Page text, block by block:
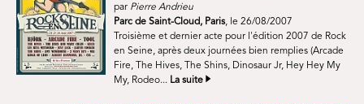
par Pierre Andrieu
Parc de Saint-Cloud, Paris, le 26/08/2007
Troisième et dernier acte pour l'édition 2007 de Rock
en Seine, après deux journées bien remplies (Arcade
Fire, The Hives, The Shins, Dinosaur Jr, Hey Hey My
My, Rodeo... La suite